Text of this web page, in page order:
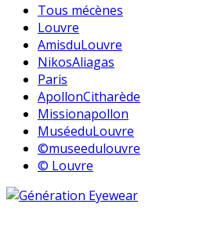
Tous mécènes
Louvre
AmisduLouvre
NikosAliagas
Paris
ApollonCitharède
Missionapollon
MuséeduLouvre
©museedulouvre
© Louvre